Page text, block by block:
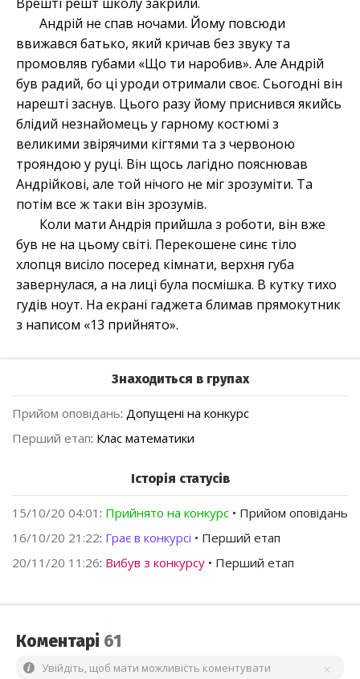
Врешті решт школу закрили.
Андрій не спав ночами. Йому повсюди
ввижався батько, який кричав без звуку та
промовляв губами «Що ти наробив». Але Андрій
був радий, бо ці уроди отримали своє. Сьогодні він
нарешті заснув. Цього разу йому приснився якийсь
блідий незнайомець у гарному костюмі з
великими звірячими кігтями та з червоною
трояндою у руці. Він щось лагідно пояснював
Андрійкові, але той нічого не міг зрозуміти. Та
потім все ж таки він зрозумів.
Коли мати Андрія прийшла з роботи, він вже
був не на цьому світі. Перекошене синє тіло
хлопця висіло посеред кімнати, верхня губа
завернулася, а на лиці була посмішка. В кутку тихо
гудів ноут. На екрані гаджета блимав прямокутник
з написом «13 прийнято».
Знаходиться в групах
Прийом оповідань: Допущені на конкурс
Перший етап: Клас математики
Історія статусів
15/10/20 04:01 : Прийнято на конкурс • Прийом оповідань
16/10/20 21:22: Грає в конкурсі • Перший етап
20/11/20 11:26: Вибув з конкурсу • Перший етап
Коментарі 61
Увійдіть, щоб мати можливість коментувати